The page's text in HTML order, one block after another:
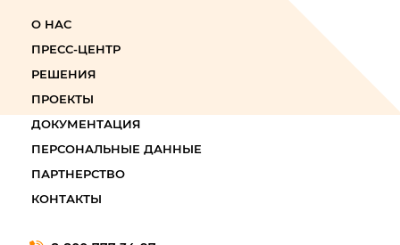
О НАС
ПРЕСС-ЦЕНТР
РЕШЕНИЯ
ПРОЕКТЫ
ДОКУМЕНТАЦИЯ
ПЕРСОНАЛЬНЫЕ ДАННЫЕ
ПАРТНЕРСТВО
КОНТАКТЫ